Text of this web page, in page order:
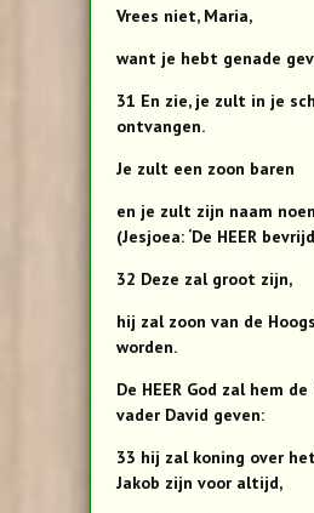
Vrees niet, Maria,
want je hebt genade
31 En zie, je zult in je
ontvangen.
Je zult een zoon baren
en je zult zijn naam
(Jesjoea: ‘De HEER
32 Deze zal groot zijn,
hij zal zoon van de
worden.
De HEER God zal hem
vader David geven:
33 hij zal koning over
Jakob zijn voor altijd,